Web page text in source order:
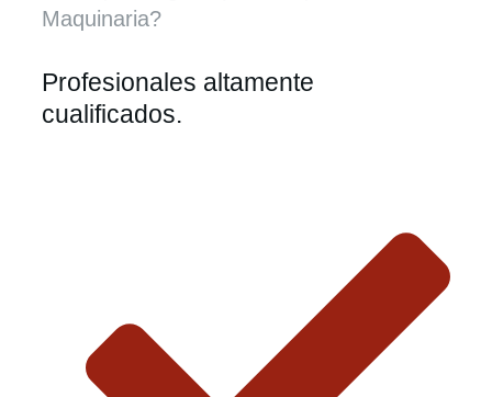
Maquinaria?
Profesionales altamente
cualificados.